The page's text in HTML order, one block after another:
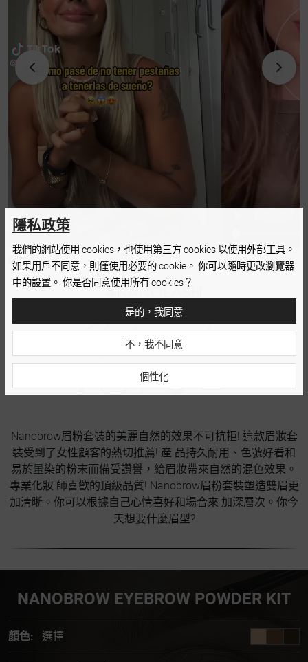
Nanobrow眉粉套裝的美麗自然的效果不可抗拒! 這款眉妝套
裝受到了女性顧客的熱切推薦! 產 品持久耐用、色號好看和
易於暈染的粉末而備受讚譽，給眉妝帶來自然的混色效果。
專業化妝 師喜歡的頂級品質! Nanobrow眉粉套裝塑造雙眉更
加清晰。你可以根據自己心情喜好和場合來 加深層次。你今
天想要什麼眉型?
NANOBROW EYEBROW POWDER KIT
顏色: 選擇
隱私政策
我們的網站使用 cookies，也使用第三方 cookies 以使用外部工具。
如果用戶不同意，則僅使用必要的 cookie。 你可以隨時更改瀏覽器
中的設置。 你是否同意使用所有 cookies？
是的，我同意
不，我不同意
個性化